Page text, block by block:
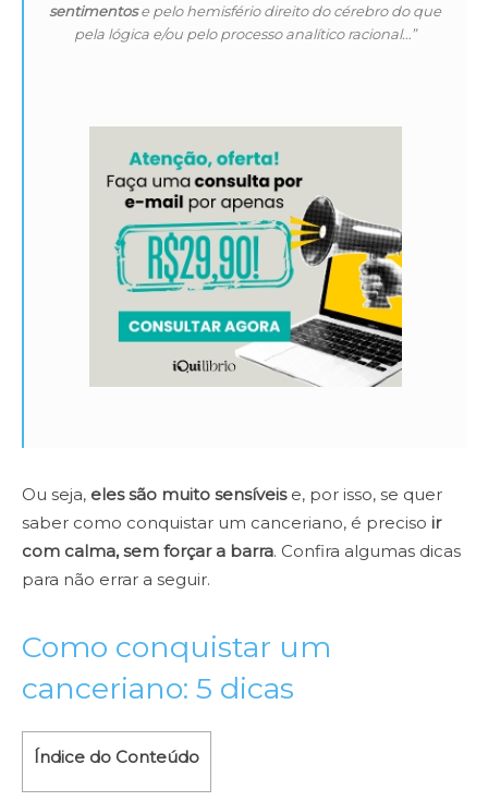
sentimentose pelo hemisfério direito do cérebro do que
pela lógica e/ou pelo processo analítico racional…”
Ou seja, eles são muito sensíveise, por isso, se quer
saber como conquistar um canceriano, é preciso ir
com calma, sem forçar a barra. Confira algumas dicas
para não errar a seguir.
Como conquistar um
canceriano: 5 dicas
Índice do Conteúdo